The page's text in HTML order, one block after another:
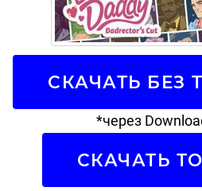
СКАЧАТЬ БЕЗ
*через
СКАЧАТЬ